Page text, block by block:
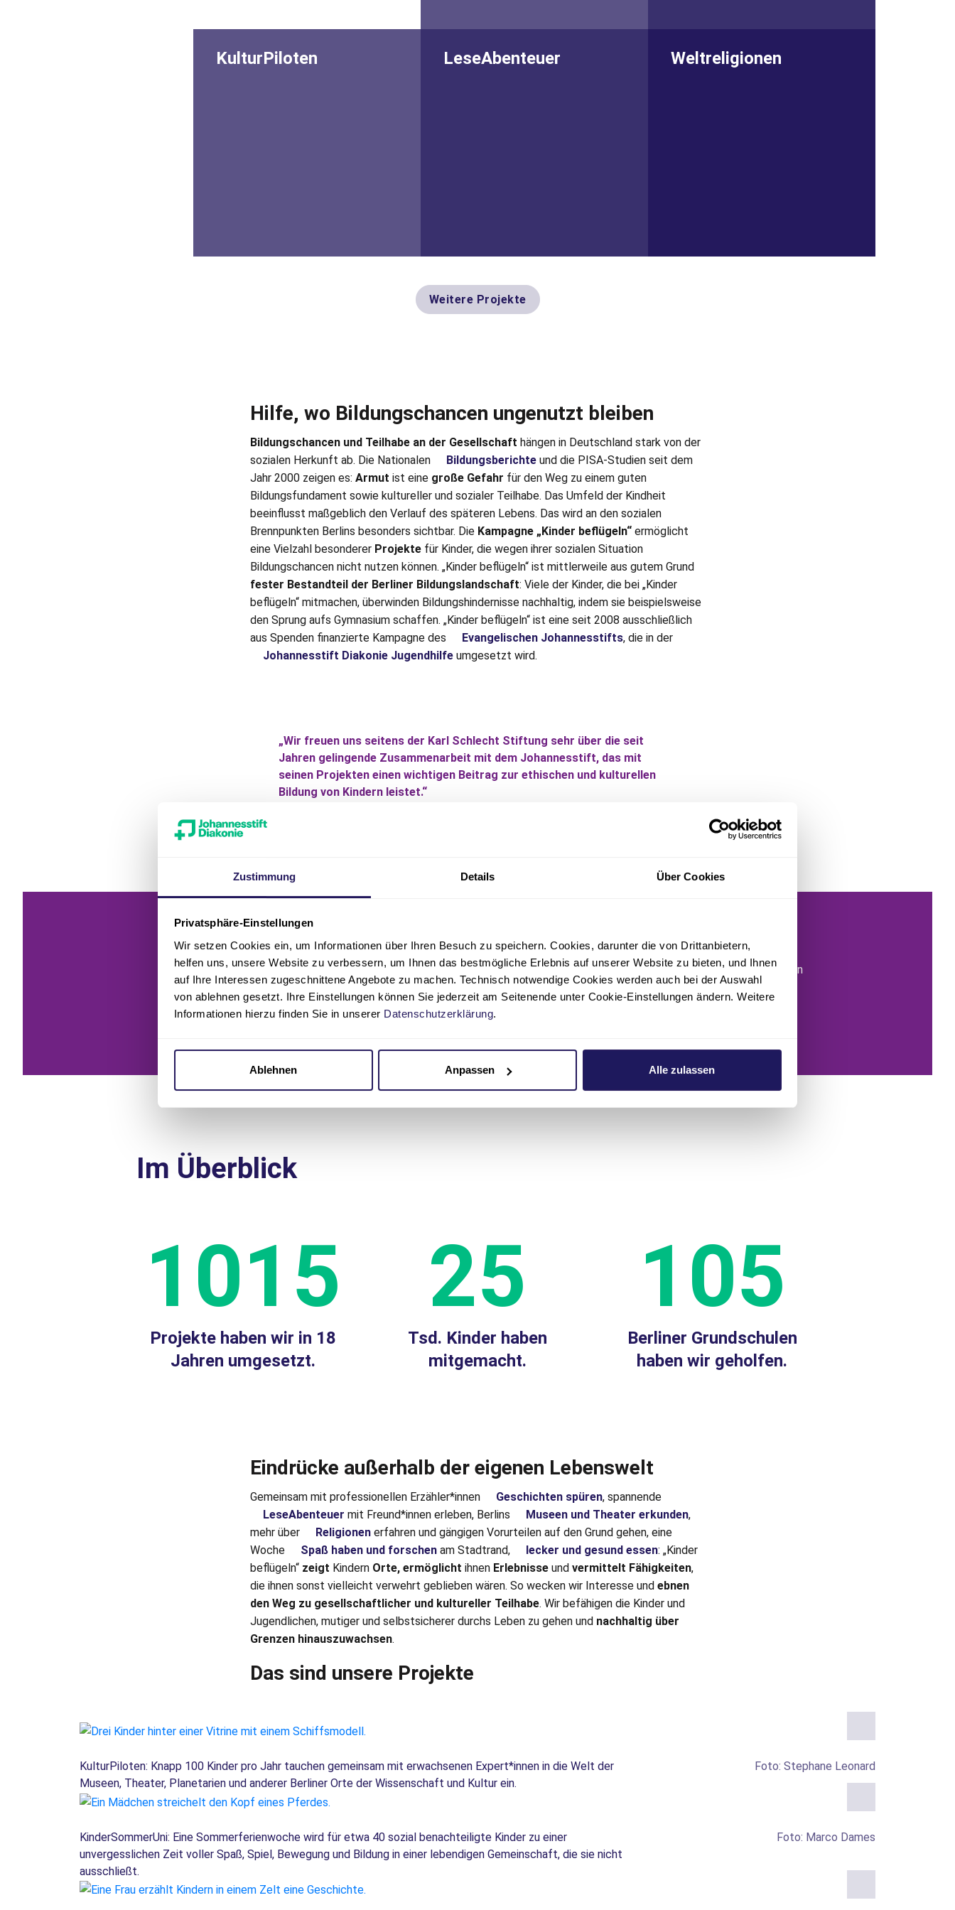
Zustimmung Details Über Cookies
Privatsphäre-Einstellungen
Wir setzen Cookies ein, um Informationen über Ihren Besuch zu speichern. Cookies, darunter die von Drittanbietern,
helfen uns, unsere Website zu verbessern, um Ihnen das bestmögliche Erlebnis auf unserer Website zu bieten, und Ihnen
auf Ihre Interessen zugeschnittene Angebote zu machen. Technisch notwendige Cookies werden auch bei der Auswahl
von ablehnen gesetzt. Ihre Einstellungen können Sie jederzeit am Seitenende unter Cookie-Einstellungen ändern. Weitere
Informationen hierzu finden Sie in unserer Datenschutzerklärung.
Ablehnen Anpassen Alle zulassen
KulturPiloten
Im Projekt KulturPiloten der
LeseAbenteuer
Dieses Projekt öffnet sozial
Weltreligionen
Im Projekt „Was uns verbindet –
Weitere Projekte
Hilfe, wo Bildungschancen ungenutzt bleiben
Bildungschancen und Teilhabe an der Gesellschaft hängen in Deutschland stark von der
sozialen Herkunft ab. Die Nationalen
Bildungsberichte und die PISA-Studien seit dem
Jahr 2000 zeigen es: Armut ist eine große Gefahr für den Weg zu einem guten
Bildungsfundament sowie kultureller und sozialer Teilhabe. Das Umfeld der Kindheit
beeinflusst maßgeblich den Verlauf des späteren Lebens. Das wird an den sozialen
Brennpunkten Berlins besonders sichtbar. Die Kampagne „Kinder beflügeln“ ermöglicht
eine Vielzahl besonderer Projekte für Kinder, die wegen ihrer sozialen Situation
Bildungschancen nicht nutzen können. „Kinder beflügeln“ ist mittlerweile aus gutem Grund
fester Bestandteil der Berliner Bildungslandschaft: Viele der Kinder, die bei „Kinder
beflügeln“ mitmachen, überwinden Bildungshindernisse nachhaltig, indem sie beispielsweise
den Sprung aufs Gymnasium schaffen. „Kinder beflügeln“ ist eine seit 2008 ausschließlich
aus Spenden finanzierte Kampagne des
Evangelischen Johannesstifts, die in der
Johannesstift Diakonie Jugendhilfe umgesetzt wird.
„Wir freuen uns seitens der Karl Schlecht Stiftung sehr über die seit
Jahren gelingende Zusammenarbeit mit dem Johannesstift, das mit
seinen Projekten einen wichtigen Beitrag zur ethischen und kulturellen
Bildung von Kindern leistet.“
Spenden Sie jetzt für Bildung!
Möchten Sie dem Projekt „Kinder beflügeln“ zur Seite stehen und benachteiligte Kindern
fördern? Helfen Sie mit Ihrer Spende!
Im Überblick
1015
Projekte haben wir in 18
Jahren umgesetzt.
25
Tsd. Kinder haben
mitgemacht.
105
Berliner Grundschulen
haben wir geholfen.
Eindrücke außerhalb der eigenen Lebenswelt
Gemeinsam mit professionellen Erzähler*innen Geschichten spüren, spannende
LeseAbenteuer mit Freund*innen erleben, Berlins Museen und Theater erkunden,
mehr über
Religionen erfahren und gängigen Vorurteilen auf den Grund gehen, eine
Woche
Spaß haben und forschen am Stadtrand, lecker und gesund essen: „Kinder
beflügeln“ zeigt Kindern Orte, ermöglicht ihnen Erlebnisse und vermittelt Fähigkeiten,
die ihnen sonst vielleicht verwehrt geblieben wären. So wecken wir Interesse und ebnen
den Weg zu gesellschaftlicher und kultureller Teilhabe. Wir befähigen die Kinder und
Jugendlichen, mutiger und selbstsicherer durchs Leben zu gehen und nachhaltig über
Grenzen hinauszuwachsen.
Das sind unsere Projekte
KulturPiloten: Knapp 100 Kinder pro Jahr tauchen gemeinsam mit erwachsenen Expert*innen in die Welt der
Museen, Theater, Planetarien und anderer Berliner Orte der Wissenschaft und Kultur ein.
Foto: Stephane Leonard
KinderSommerUni: Eine Sommerferienwoche wird für etwa 40 sozial benachteiligte Kinder zu einer
unvergesslichen Zeit voller Spaß, Spiel, Bewegung und Bildung in einer lebendigen Gemeinschaft, die sie nicht
ausschließt.
Foto: Marco Dames